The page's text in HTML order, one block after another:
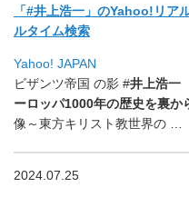
「#井上浩一」のYahoo!リア
ルタイム検索
Yahoo! JAPAN
ビザンツ帝国 の影 #井上浩一
ーロッパ1000年の歴史を裏か
像～東方キリスト教世界の …
2024.07.25